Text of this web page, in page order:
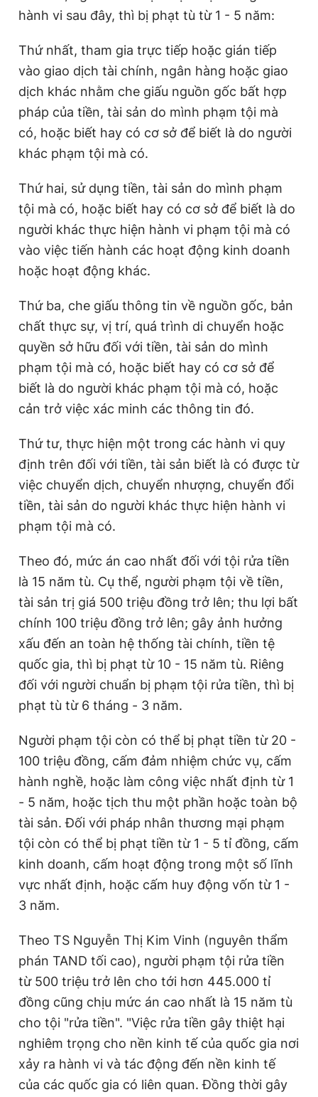
hành vi sau đây, thì bị phạt tù từ 1 - 5 năm:
Thứ nhất, tham gia trực tiếp hoặc gián tiếp
vào giao dịch tài chính, ngân hàng hoặc giao
dịch khác nhằm che giấu nguồn gốc bất hợp
pháp của tiền, tài sản do mình phạm tội mà
có, hoặc biết hay có cơ sở để biết là do người
khác phạm tội mà có.
Thứ hai, sử dụng tiền, tài sản do mình phạm
tội mà có, hoặc biết hay có cơ sở để biết là do
người khác thực hiện hành vi phạm tội mà có
vào việc tiến hành các hoạt động kinh doanh
hoặc hoạt động khác.
Thứ ba, che giấu thông tin về nguồn gốc, bản
chất thực sự, vị trí, quá trình di chuyển hoặc
quyền sở hữu đối với tiền, tài sản do mình
phạm tội mà có, hoặc biết hay có cơ sở để
biết là do người khác phạm tội mà có, hoặc
cản trở việc xác minh các thông tin đó.
Thứ tư, thực hiện một trong các hành vi quy
định trên đối với tiền, tài sản biết là có được từ
việc chuyển dịch, chuyển nhượng, chuyển đổi
tiền, tài sản do người khác thực hiện hành vi
phạm tội mà có.
Theo đó, mức án cao nhất đối với tội rửa tiền
là 15 năm tù. Cụ thể, người phạm tội về tiền,
tài sản trị giá 500 triệu đồng trở lên; thu lợi bất
chính 100 triệu đồng trở lên; gây ảnh hưởng
xấu đến an toàn hệ thống tài chính, tiền tệ
quốc gia, thì bị phạt từ 10 - 15 năm tù. Riêng
đối với người chuẩn bị phạm tội rửa tiền, thì bị
phạt tù từ 6 tháng - 3 năm.
Người phạm tội còn có thể bị phạt tiền từ 20 -
100 triệu đồng, cấm đảm nhiệm chức vụ, cấm
hành nghề, hoặc làm công việc nhất định từ 1
- 5 năm, hoặc tịch thu một phần hoặc toàn bộ
tài sản. Đối với pháp nhân thương mại phạm
tội còn có thể bị phạt tiền từ 1 - 5 tỉ đồng, cấm
kinh doanh, cấm hoạt động trong một số lĩnh
vực nhất định, hoặc cấm huy động vốn từ 1 -
3 năm.
Theo TS Nguyễn Thị Kim Vinh (nguyên thẩm
phán TAND tối cao), người phạm tội rửa tiền
từ 500 triệu trở lên cho tới hơn 445.000 tỉ
đồng cũng chịu mức án cao nhất là 15 năm tù
cho tội "rửa tiền". "Việc rửa tiền gây thiệt hại
nghiêm trọng cho nền kinh tế của quốc gia nơi
xảy ra hành vi và tác động đến nền kinh tế
của các quốc gia có liên quan. Đồng thời gây